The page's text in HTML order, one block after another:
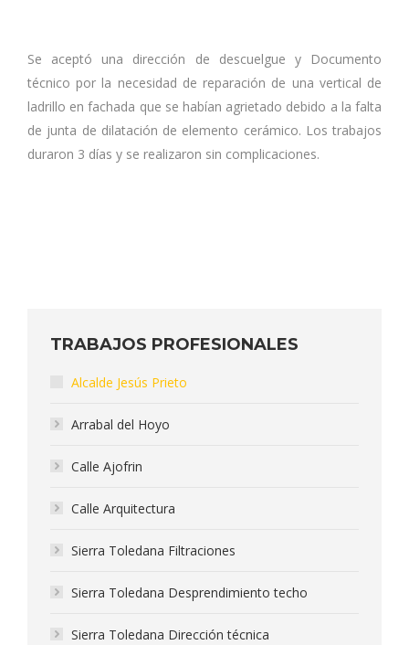
Se aceptó una dirección de descuelgue y Documento
técnico por la necesidad de reparación de una vertical de
ladrillo en fachada que se habían agrietado debido a la falta
de junta de dilatación de elemento cerámico. Los trabajos
duraron 3 días y se realizaron sin complicaciones.
TRABAJOS PROFESIONALES
Alcalde Jesús Prieto
Arrabal del Hoyo
Calle Ajofrin
Calle Arquitectura
Sierra Toledana Filtraciones
Sierra Toledana Desprendimiento techo
Sierra Toledana Dirección técnica